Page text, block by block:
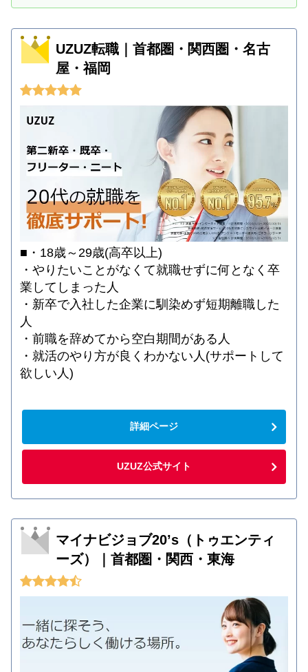
UZUZ転職｜首都圏・関西圏・名古
屋・福岡
■・18歳～29歳(高卒以上)
・やりたいことがなくて就職せずに何となく卒
業してしまった人
・新卒で入社した企業に馴染めず短期離職した
人
・前職を辞めてから空白期間がある人
・就活のやり方が良くわかない人(サポートして
欲しい人)
詳細ページ
UZUZ公式サイト
マイナビジョブ20’s（トゥエンティ
ーズ）｜首都圏・関西・東海